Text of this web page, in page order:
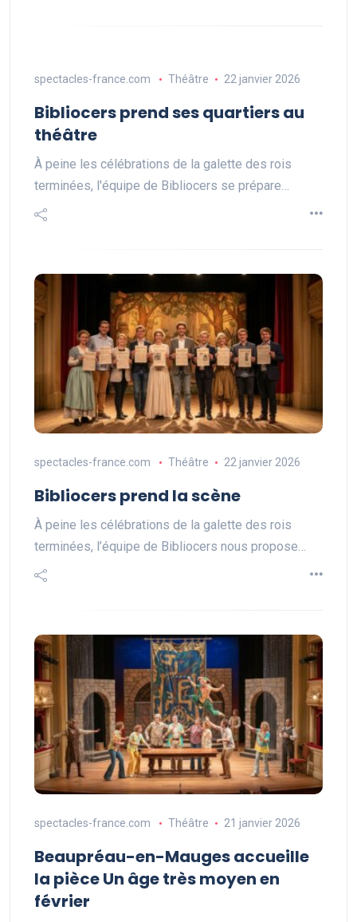
spectacles-france.com Théâtre 22 janvier 2026
Bibliocers prend ses quartiers au
théâtre
À peine les célébrations de la galette des rois
terminées, l'équipe de Bibliocers se prépare…
spectacles-france.com Théâtre 22 janvier 2026
Bibliocers prend la scène
À peine les célébrations de la galette des rois
terminées, l’équipe de Bibliocers nous propose…
spectacles-france.com Théâtre 21 janvier 2026
Beaupréau-en-Mauges accueille
la pièce Un âge très moyen en
février